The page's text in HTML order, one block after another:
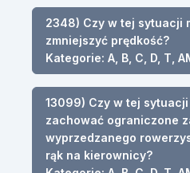
2348) Czy w tej sytuacji
zmniejszyć prędkość?
Kategorie: A, B, C, D, T,
13099) Czy w tej
zachować ograniczone
wyprzedzanego
rąk na kierownicy?